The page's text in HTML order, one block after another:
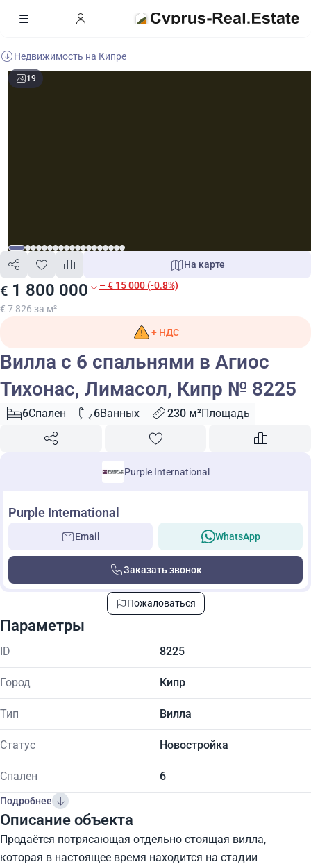
Недвижимость на Кипре
19
€ 1 800 000 – € 15 000 (-0.8%)
€ 7 826 за м²
На карте
+ НДС
Вилла с 6 спальнями в Агиос
Тихонас, Лимасол, Кипр № 8225
6Спален 6Ванных 230 м²Площадь
Purple International
Purple International
Email WhatsApp
Заказать звонок
Пожаловаться
Параметры
ID 8225
Город Кипр
Тип Вилла
Статус Новостройка
Спален 6
Подробнее
Описание объекта
Продаётся потрясающая отдельно стоящая вилла,
которая в настоящее время находится на стадии